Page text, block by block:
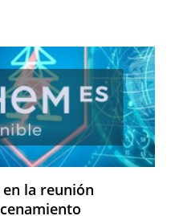
la reunión